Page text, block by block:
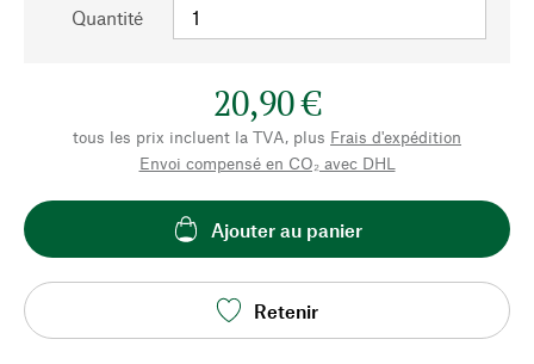
Quantité
20,90 €
tous les prix incluent la TVA, plus Frais d'expédition
Envoi compensé en CO₂ avec DHL
Ajouter au panier
Retenir